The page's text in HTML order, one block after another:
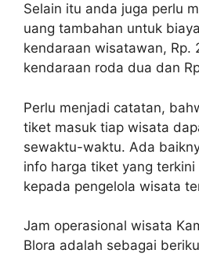
Selain itu anda juga perlu
uang tambahan untuk
kendaraan wisatawan, Rp.
kendaraan roda dua dan
Perlu menjadi catatan,
tiket masuk tiap wisata
sewaktu-waktu. Ada
info harga tiket yang
kepada pengelola wisata
Jam operasional wisata
Blora adalah sebagai